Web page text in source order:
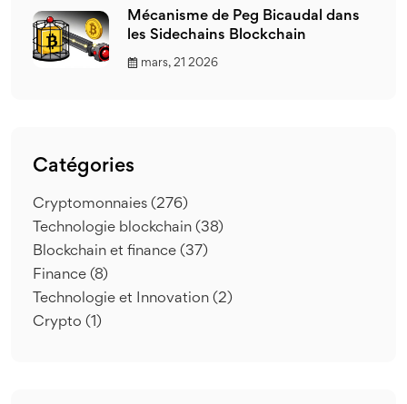
Mécanisme de Peg Bicaudal dans
les Sidechains Blockchain
mars, 21 2026
Catégories
Cryptomonnaies (276)
Technologie blockchain (38)
Blockchain et finance (37)
Finance (8)
Technologie et Innovation (2)
Crypto (1)